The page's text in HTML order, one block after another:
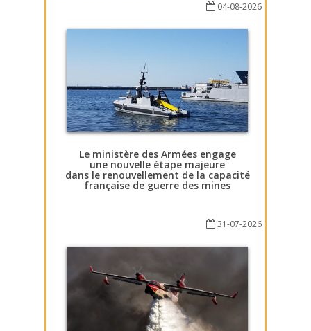
04-08-2026
Le ministère des Armées engage
une nouvelle étape majeure
dans le renouvellement de la capacité
française de guerre des mines
31-07-2026